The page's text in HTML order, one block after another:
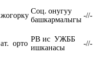
жогорку
Соц. онугуу
башкармалыгы
-//-
ат. орто
РВ ис УЖББ
ишканасы
-//-